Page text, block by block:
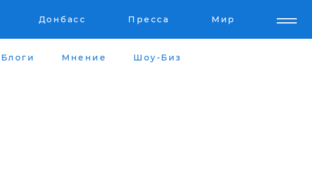
Донбасс Пресса Мир
Блоги Мнение Шоу-Биз